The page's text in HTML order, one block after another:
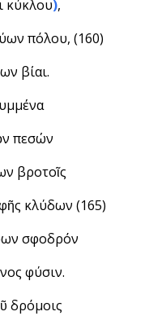
κύκλου),
πόλου, (160)
βίαι.
πεσών
βροτοῖς
κλύδων (165)
σφοδρόν
φύσιν.
δρόμοις